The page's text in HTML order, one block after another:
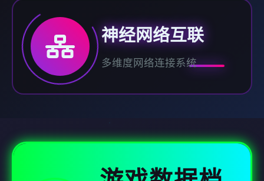
神经网络互联
多维度网络连接系统